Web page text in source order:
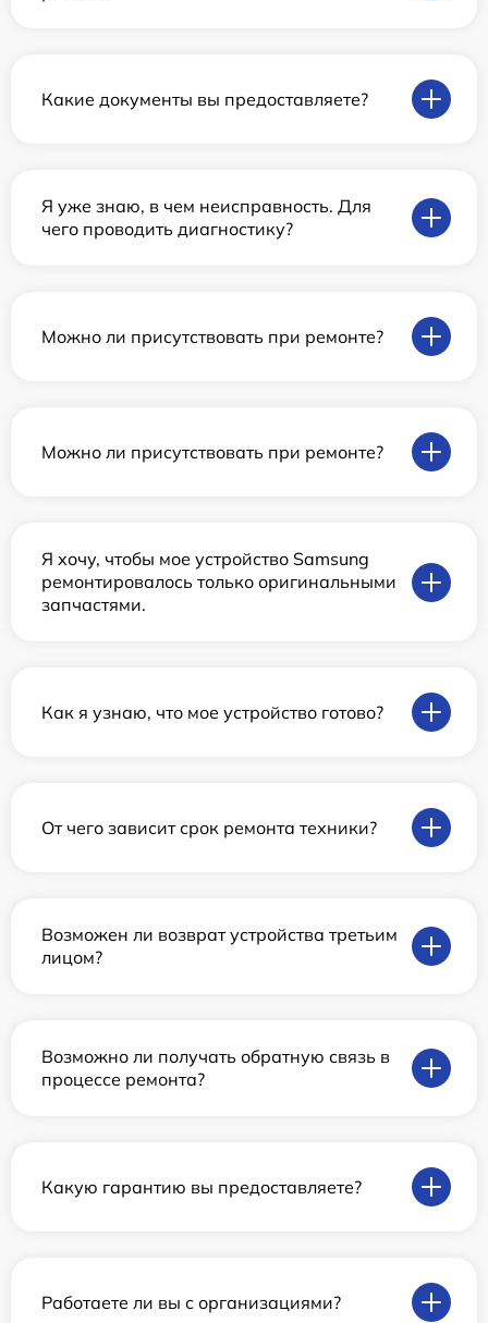
Какие документы вы предоставляете?
Я уже знаю, в чем неисправность. Для
чего проводить диагностику?
Можно ли присутствовать при ремонте?
Можно ли присутствовать при ремонте?
Я хочу, чтобы мое устройство Samsung
ремонтировалось только оригинальными
запчастями.
Как я узнаю, что мое устройство готово?
От чего зависит срок ремонта техники?
Возможен ли возврат устройства третьим
лицом?
Возможно ли получать обратную связь в
процессе ремонта?
Какую гарантию вы предоставляете?
Работаете ли вы с организациями?